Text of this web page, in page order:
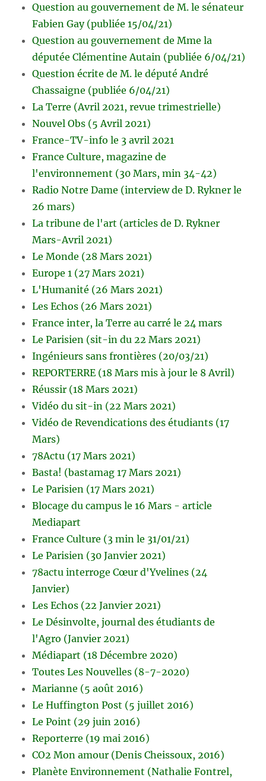
Question au gouvernement de M. le sénateur
Fabien Gay (publiée 15/04/21)
Question au gouvernement de Mme la
députée Clémentine Autain (publiée 6/04/21)
Question écrite de M. le député André
Chassaigne (publiée 6/04/21)
La Terre (Avril 2021, revue trimestrielle)
Nouvel Obs (5 Avril 2021)
France-TV-info le 3 avril 2021
France Culture, magazine de
l'environnement (30 Mars, min 34-42)
Radio Notre Dame (interview de D. Rykner le
26 mars)
La tribune de l'art (articles de D. Rykner
Mars-Avril 2021)
Le Monde (28 Mars 2021)
Europe 1 (27 Mars 2021)
L'Humanité (26 Mars 2021)
Les Echos (26 Mars 2021)
France inter, la Terre au carré le 24 mars
Le Parisien (sit-in du 22 Mars 2021)
Ingénieurs sans frontières (20/03/21)
REPORTERRE (18 Mars mis à jour le 8 Avril)
Réussir (18 Mars 2021)
Vidéo du sit-in (22 Mars 2021)
Vidéo de Revendications des étudiants (17
Mars)
78Actu (17 Mars 2021)
Basta! (bastamag 17 Mars 2021)
Le Parisien (17 Mars 2021)
Blocage du campus le 16 Mars - article
Mediapart
France Culture (3 min le 31/01/21)
Le Parisien (30 Janvier 2021)
78actu interroge Cœur d'Yvelines (24
Janvier)
Les Echos (22 Janvier 2021)
Le Désinvolte, journal des étudiants de
l'Agro (Janvier 2021)
Médiapart (18 Décembre 2020)
Toutes Les Nouvelles (8-7-2020)
Marianne (5 août 2016)
Le Huffington Post (5 juillet 2016)
Le Point (29 juin 2016)
Reporterre (19 mai 2016)
CO2 Mon amour (Denis Cheissoux, 2016)
Planète Environnement (Nathalie Fontrel,